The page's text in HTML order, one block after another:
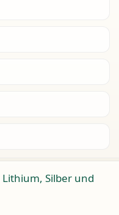
Lithium, Silber und